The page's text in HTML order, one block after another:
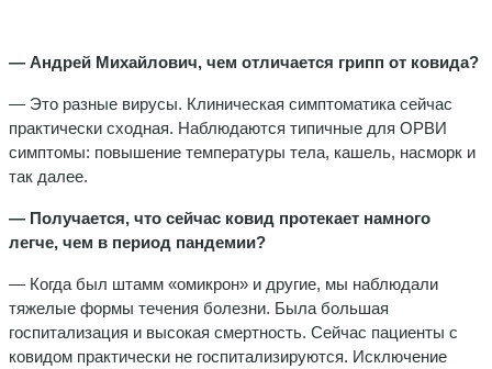
— Андрей Михайлович, чем отличается грипп от ковида?
— Это разные вирусы. Клиническая симптоматика сейчас
практически сходная. Наблюдаются типичные для ОРВИ
симптомы: повышение температуры тела, кашель, насморк и
так далее.
— Получается, что сейчас ковид протекает намного
легче, чем в период пандемии?
— Когда был штамм «омикрон» и другие, мы наблюдали
тяжелые формы течения болезни. Была большая
госпитализация и высокая смертность. Сейчас пациенты с
ковидом практически не госпитализируются. Исключение